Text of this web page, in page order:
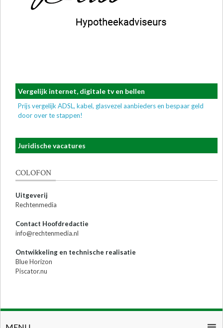
Vergelijk internet, digitale tv en bellen
Prijs vergelijk ADSL, kabel, glasvezel aanbieders en bespaar geld
door over te stappen!
Juridische vacatures
COLOFON
Uitgeverij
Rechtenmedia
Contact Hoofdredactie
info@rechtenmedia.nl
Ontwikkeling en technische realisatie
Blue Horizon
Piscator.nu